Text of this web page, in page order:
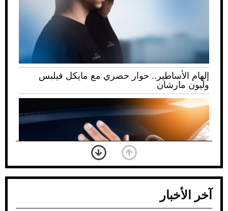
إلهام الأساطير.. حوار حصري مع مايكل فيلبس
وليون مارشان
آخر الأخبار